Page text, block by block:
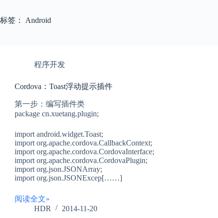
标签： Android
程序开发
Cordova：Toast浮动提示插件
第一步：编写插件类
package cn.xuetang.plugin;
import android.widget.Toast;
import org.apache.cordova.CallbackContext;
import org.apache.cordova.CordovaInterface;
import org.apache.cordova.CordovaPlugin;
import org.json.JSONArray;
import org.json.JSONExcep[……]
阅读全文»
HDR
2014-11-20